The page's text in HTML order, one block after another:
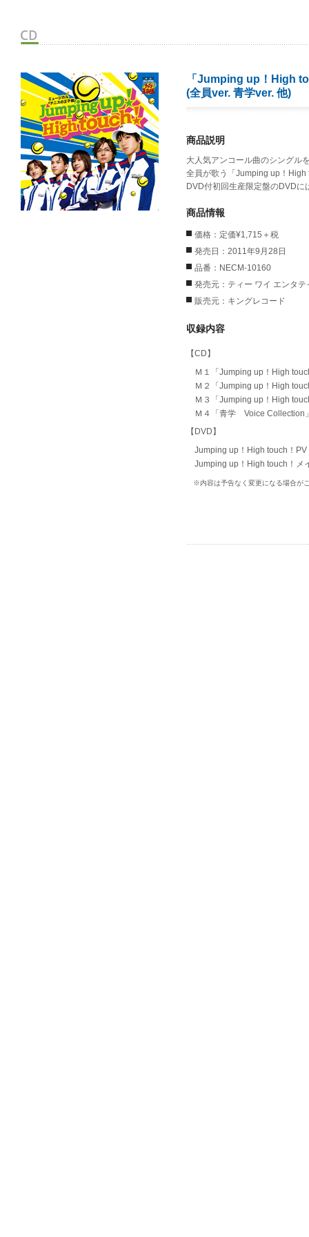
「Jumping up！High
(全員ver. 青学ver. 他)
商品説明
大人気アンコール曲のシングル
全員が歌う「Jumping up！
DVD付初回生産限定盤のDVD
商品情報
価格：定価¥1,715＋税
発売日：2011年9月28日
品番：NECM-10160
発売元：ティー ワイ エンタテ
販売元：キングレコード
収録内容
【CD】
Ｍ１「Jumping up！High
Ｍ２「Jumping up！High
Ｍ３「Jumping up！High
Ｍ４「青学 Voice Collection
【DVD】
Jumping up！High touch！PV
Jumping up！High touch！メ
※内容は予告なく変更になる場合が